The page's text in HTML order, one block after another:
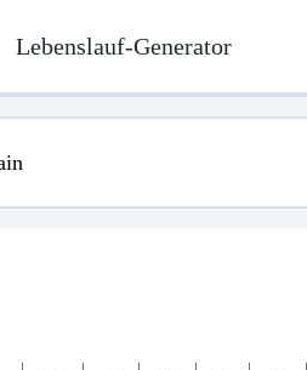
Lebenslauf-Generator